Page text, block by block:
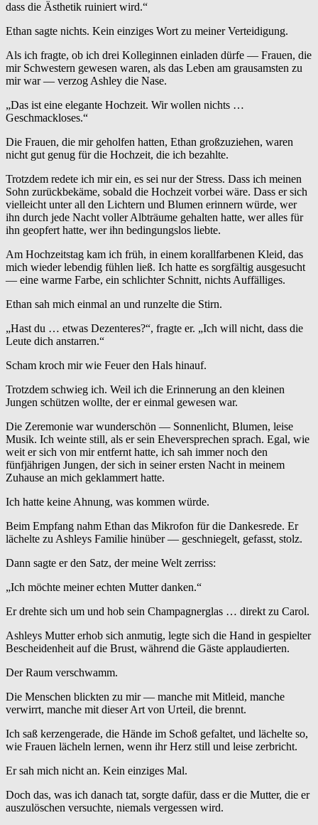
dass die Ästhetik ruiniert wird.“
Ethan sagte nichts. Kein einziges Wort zu meiner Verteidigung.
Als ich fragte, ob ich drei Kolleginnen einladen dürfe — Frauen, die
mir Schwestern gewesen waren, als das Leben am grausamsten zu
mir war — verzog Ashley die Nase.
„Das ist eine elegante Hochzeit. Wir wollen nichts …
Geschmackloses.“
Die Frauen, die mir geholfen hatten, Ethan großzuziehen, waren
nicht gut genug für die Hochzeit, die ich bezahlte.
Trotzdem redete ich mir ein, es sei nur der Stress. Dass ich meinen
Sohn zurückbekäme, sobald die Hochzeit vorbei wäre. Dass er sich
vielleicht unter all den Lichtern und Blumen erinnern würde, wer
ihn durch jede Nacht voller Albträume gehalten hatte, wer alles für
ihn geopfert hatte, wer ihn bedingungslos liebte.
Am Hochzeitstag kam ich früh, in einem korallfarbenen Kleid, das
mich wieder lebendig fühlen ließ. Ich hatte es sorgfältig ausgesucht
— eine warme Farbe, ein schlichter Schnitt, nichts Auffälliges.
Ethan sah mich einmal an und runzelte die Stirn.
„Hast du … etwas Dezenteres?“, fragte er. „Ich will nicht, dass die
Leute dich anstarren.“
Scham kroch mir wie Feuer den Hals hinauf.
Trotzdem schwieg ich. Weil ich die Erinnerung an den kleinen
Jungen schützen wollte, der er einmal gewesen war.
Die Zeremonie war wunderschön — Sonnenlicht, Blumen, leise
Musik. Ich weinte still, als er sein Eheversprechen sprach. Egal, wie
weit er sich von mir entfernt hatte, ich sah immer noch den
fünfjährigen Jungen, der sich in seiner ersten Nacht in meinem
Zuhause an mich geklammert hatte.
Ich hatte keine Ahnung, was kommen würde.
Beim Empfang nahm Ethan das Mikrofon für die Dankesrede. Er
lächelte zu Ashleys Familie hinüber — geschniegelt, gefasst, stolz.
Dann sagte er den Satz, der meine Welt zerriss:
„Ich möchte meiner echten Mutter danken.“
Er drehte sich um und hob sein Champagnerglas … direkt zu Carol.
Ashleys Mutter erhob sich anmutig, legte sich die Hand in gespielter
Bescheidenheit auf die Brust, während die Gäste applaudierten.
Der Raum verschwamm.
Die Menschen blickten zu mir — manche mit Mitleid, manche
verwirrt, manche mit dieser Art von Urteil, die brennt.
Ich saß kerzengerade, die Hände im Schoß gefaltet, und lächelte so,
wie Frauen lächeln lernen, wenn ihr Herz still und leise zerbricht.
Er sah mich nicht an. Kein einziges Mal.
Doch das, was ich danach tat, sorgte dafür, dass er die Mutter, die er
auszulöschen versuchte, niemals vergessen wird.